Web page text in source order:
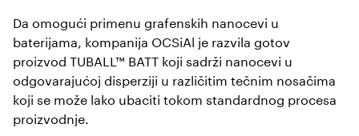
Da omogući primenu grafenskih nanocevi u
baterijama, kompanija OCSiAl je razvila gotov
proizvod TUBALL™ BATT koji sadrži nanocevi u
odgovarajućoj disperziji u različitim tečnim nosačima
koji se može lako ubaciti tokom standardnog procesa
proizvodnje.